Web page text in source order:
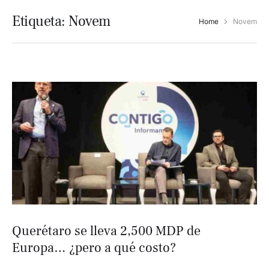
Etiqueta: Novem Home Novem
Querétaro se lleva 2,500 MDP de
Europa… ¿pero a qué costo?